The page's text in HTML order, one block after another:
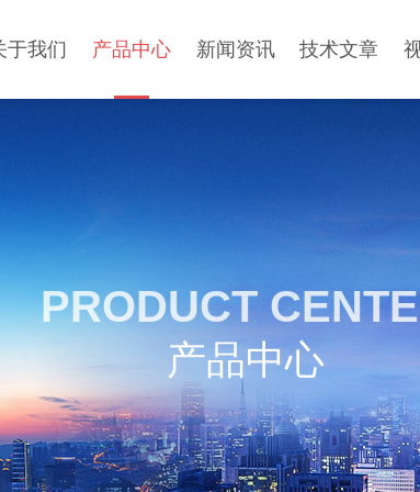
于我们 产品中心 新闻资讯 技术文章
PRODUCT
产品中心